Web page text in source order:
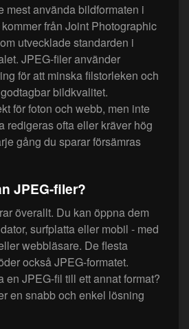
mest använda bildformaten i
från Joint Photographic
utvecklade standarden i
JPEG-filer använder
för att minska filstorleken och
bildkvalitet.
för foton och webb, men inte
redigeras ofta eller kräver hög
gång du sparar försämras
JPEG-filer?
överallt. Du kan öppna dem
surfplatta eller mobil - med
webbläsare. De flesta
också JPEG-formatet.
en JPEG-fil till ett annat format?
en snabb och enkel lösning